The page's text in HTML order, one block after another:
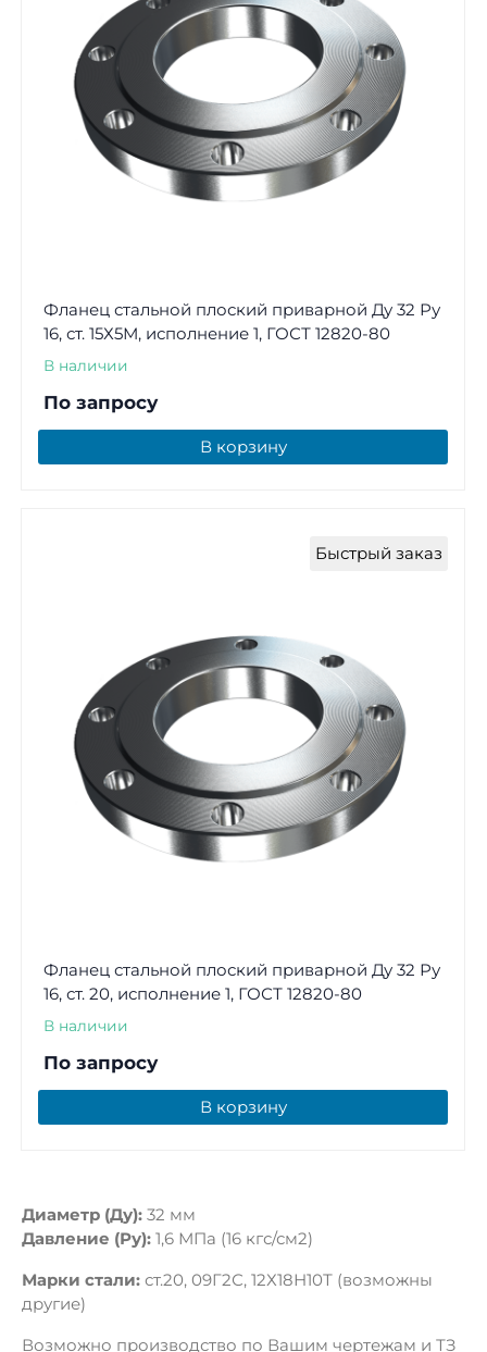
Фланец стальной плоский приварной Ду 32 Ру
16, ст. 15Х5М, исполнение 1, ГОСТ 12820-80
В наличии
По запросу
В корзину
Быстрый заказ
Фланец стальной плоский приварной Ду 32 Ру
16, ст. 20, исполнение 1, ГОСТ 12820-80
В наличии
По запросу
В корзину
Диаметр (Ду): 32 мм
Давление (Ру): 1,6 МПа (16 кгс/см2)
Марки стали: ст.20, 09Г2С, 12Х18Н10Т (возможны
другие)
Возможно производство по Вашим чертежам и ТЗ